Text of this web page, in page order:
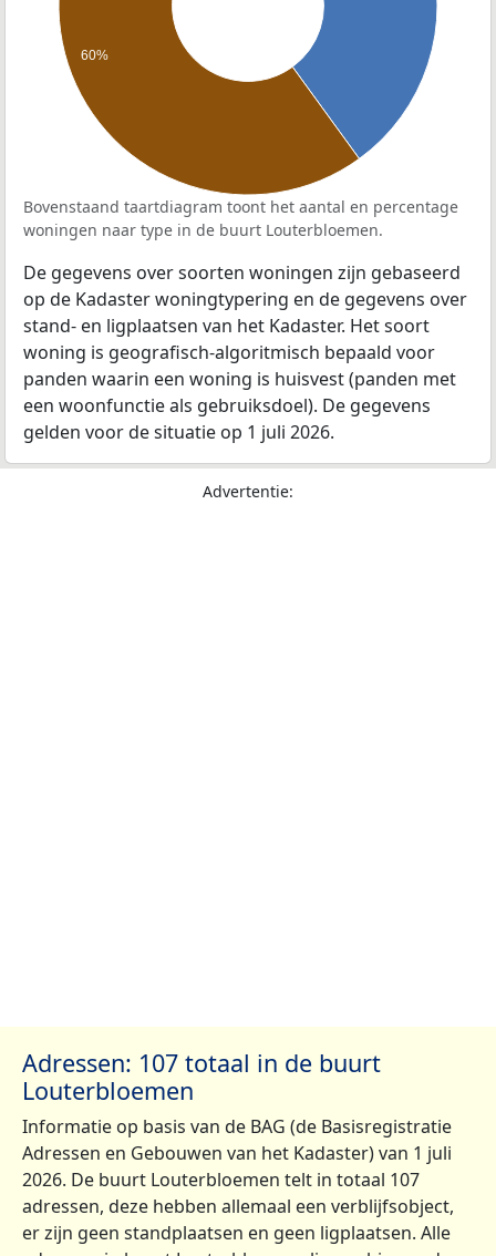
60%
Bovenstaand taartdiagram toont het aantal en percentage
woningen naar type in de buurt Louterbloemen.
De gegevens over soorten woningen zijn gebaseerd
op de Kadaster woningtypering en de gegevens over
stand- en ligplaatsen van het Kadaster. Het soort
woning is geografisch-algoritmisch bepaald voor
panden waarin een woning is huisvest (panden met
een woonfunctie als gebruiksdoel). De gegevens
gelden voor de situatie op 1 juli 2026.
Advertentie:
Adressen: 107 totaal in de buurt
Louterbloemen
Informatie op basis van de BAG (de Basisregistratie
Adressen en Gebouwen van het Kadaster) van 1 juli
2026. De buurt Louterbloemen telt in totaal 107
adressen, deze hebben allemaal een verblijfsobject,
er zijn geen standplaatsen en geen ligplaatsen. Alle